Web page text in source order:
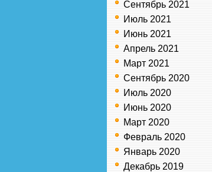
Сентябрь 2021
Июль 2021
Июнь 2021
Апрель 2021
Март 2021
Сентябрь 2020
Июль 2020
Июнь 2020
Март 2020
Февраль 2020
Январь 2020
Декабрь 2019